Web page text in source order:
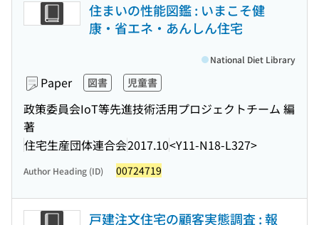
住まいの性能図鑑 : いまこそ健
康・省エネ・あんしん住宅
Paper 図書 児童書
政策委員会IoT等先進技術活用プロジェクトチーム 編
著
住宅生産団体連合会2017.10<Y11-N18-L327>
National Diet Library
Author Heading (ID) 00724719
戸建注文住宅の顧客実態調査 : 報